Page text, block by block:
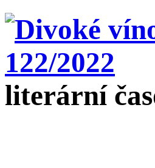
literární